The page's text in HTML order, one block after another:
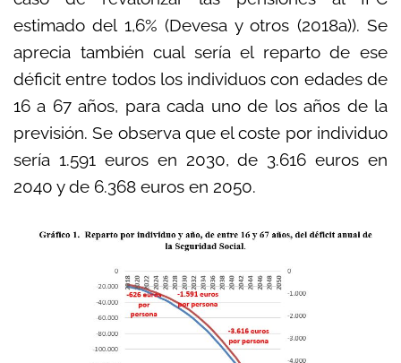
estimado del 1,6% (Devesa y otros (2018a)). Se
aprecia también cual sería el reparto de ese
déficit entre todos los individuos con edades de
16 a 67 años, para cada uno de los años de la
previsión. Se observa que el coste por individuo
sería 1.591 euros en 2030, de 3.616 euros en
2040 y de 6.368 euros en 2050.